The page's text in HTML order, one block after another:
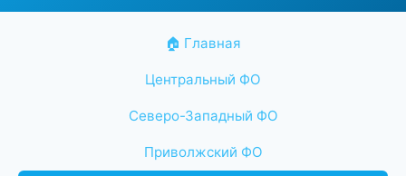
🏠 Главная
Центральный ФО
Северо-Западный ФО
Приволжский ФО